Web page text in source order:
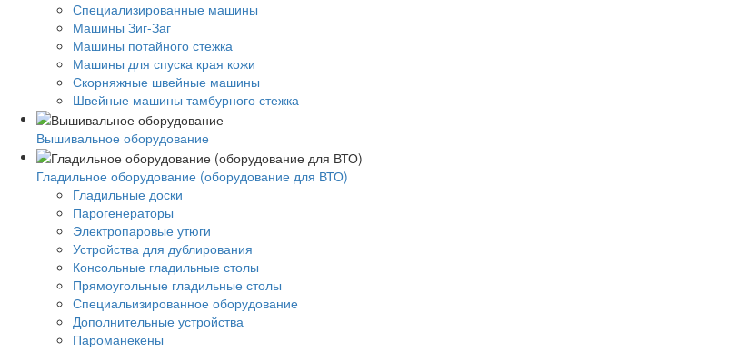
Специализированные машины
Машины Зиг-Заг
Машины потайного стежка
Машины для спуска края кожи
Скорняжные швейные машины
Швейные машины тамбурного стежка
Вышивальное оборудование
Гладильное оборудование (оборудование для ВТО)
Гладильные доски
Парогенераторы
Электропаровые утюги
Устройства для дублирования
Консольные гладильные столы
Прямоугольные гладильные столы
Специальизированное оборудование
Дополнительные устройства
Пароманекены